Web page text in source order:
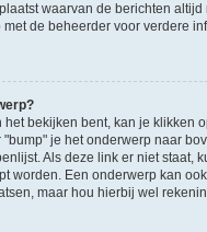
waarvan de berichten altijd
de beheerder voor verdere
bekijken bent, kan je klikken
je het onderwerp naar
Als deze link er niet staat,
worden. Een onderwerp kan
maar hou hierbij wel